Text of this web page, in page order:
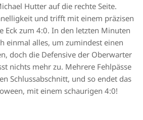
Hutter auf die rechte Seite.
und trifft mit einem präzisen
Eck zum 4:0. In den letzten Minuten
einmal alles, um zumindest einen
doch die Defensive der Oberwarter
nichts mehr zu. Mehrere Fehlpässe
Schlussabschnitt, und so endet das
mit einem schaurigen 4:0!